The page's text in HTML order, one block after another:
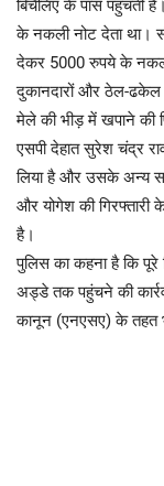
बिचैलिए के पास पहुंचती
के नकली नोट देता था।
देकर 5000 रुपये के
दुकानदारों और ठेल-ढकेल
मेले की भीड़ में खपाने की
एसपी देहात सुरेश चंद्र
लिया है और उसके अन्य
और योगेश की गिरफ्तारी
है।
पुलिस का कहना है कि पूरे
अड्डे तक पहुंचने की
कानून (एनएसए) के तहत